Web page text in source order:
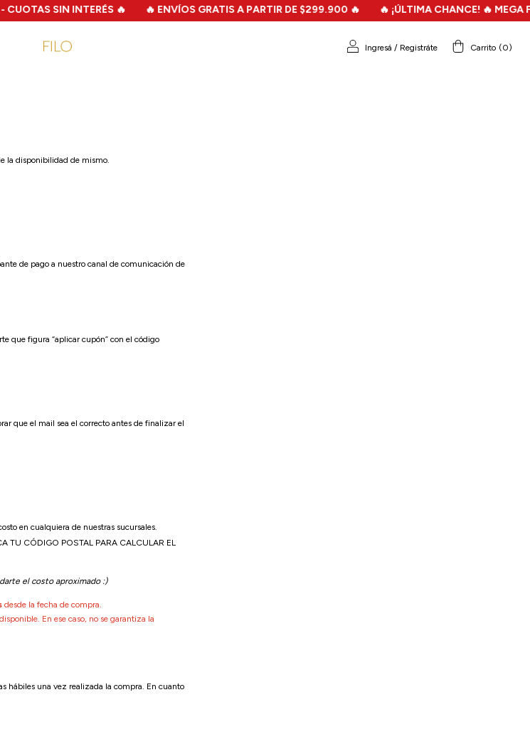
SIN INTERÉS 🔥 🔥 ENVÍOS GRATIS A PARTIR DE $299.900 🔥 🔥 ¡ÚLTIMA CHANCE! 🔥 MEGA FILO
Ingresá / Registráte Carrito (0)
la disponibilidad de mismo.
de pago a nuestro canal de comunicación de
que figura “aplicar cupón” con el código
que el mail sea el correcto antes de finalizar el
en cualquiera de nuestras sucursales.
TU CÓDIGO POSTAL PARA CALCULAR EL
el costo aproximado :)
desde la fecha de compra.
En ese caso, no se garantiza la
hábiles una vez realizada la compra. En cuanto